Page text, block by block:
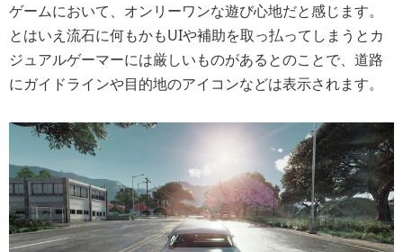
ゲームにおいて、オンリーワンな遊び心地だと感じます。
とはいえ流石に何もかもUIや補助を取っ払ってしまうとカ
ジュアルゲーマーには厳しいものがあるとのことで、道路
にガイドラインや目的地のアイコンなどは表示されます。